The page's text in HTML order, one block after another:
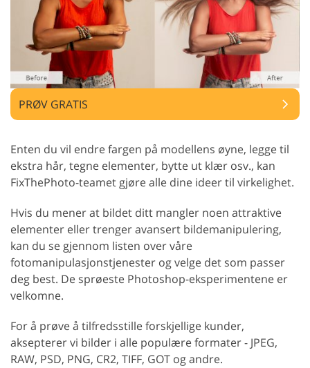
PRØV GRATIS
Enten du vil endre fargen på modellens øyne, legge til
ekstra hår, tegne elementer, bytte ut klær osv., kan
FixThePhoto-teamet gjøre alle dine ideer til virkelighet.
Hvis du mener at bildet ditt mangler noen attraktive
elementer eller trenger avansert bildemanipulering,
kan du se gjennom listen over våre
fotomanipulasjonstjenester og velge det som passer
deg best. De sprøeste Photoshop-eksperimentene er
velkomne.
For å prøve å tilfredsstille forskjellige kunder,
aksepterer vi bilder i alle populære formater - JPEG,
RAW, PSD, PNG, CR2, TIFF, GOT og andre.